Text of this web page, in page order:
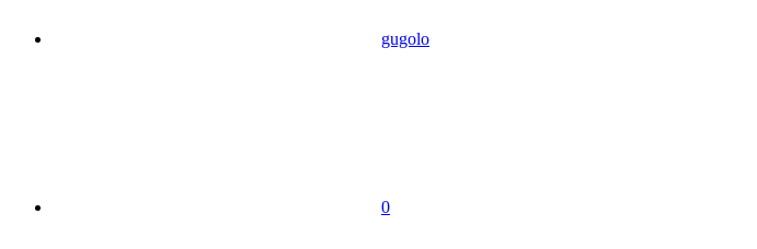
gugolo
0